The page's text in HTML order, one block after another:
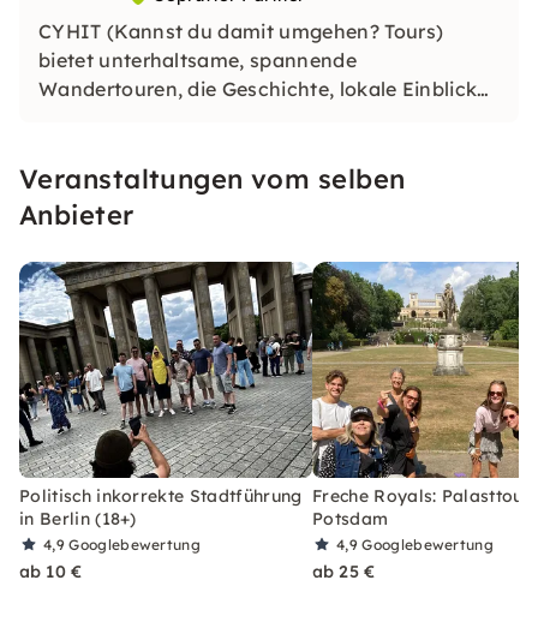
CYHIT (Kannst du damit umgehen? Tours)
bietet unterhaltsame, spannende
Wandertouren, die Geschichte, lokale Einblicke
Deutschland, Großbritannien und den
Niederlanden, mit einem skurrilen,
unterhaltsamen Besichtigungsansatz.
Veranstaltungen vom selben
Anbieter
Politisch inkorrekte Stadtführung
in Berlin (18+)
4,9Googlebewertung
ab 10 €
Freche Royals: Palasttour
Potsdam
4,9Googlebewertung
ab 25 €